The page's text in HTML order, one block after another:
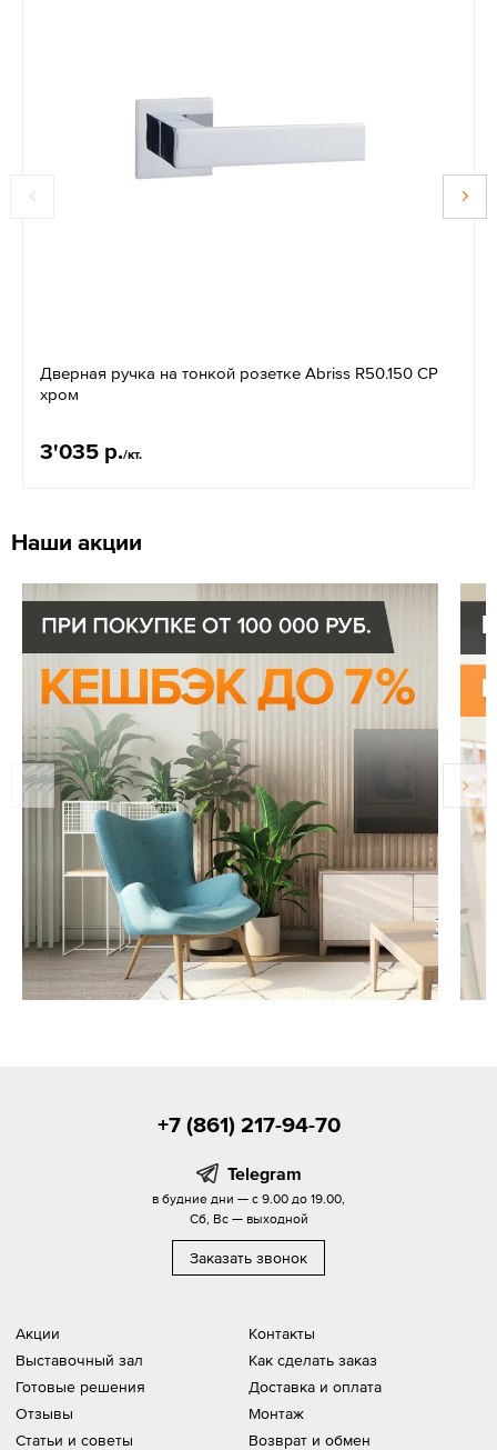
Дверная ручка на тонкой розетке Abriss R50.150 CP
хром
3'035 р./кт.
Наши акции
Акции
Выставочный зал
Готовые решения
Отзывы
Статьи и советы
Контакты
Как сделать заказ
Доставка и оплата
Монтаж
Возврат и обмен
+7 (861) 217-94-70
Telegram
в будние дни — с 9.00 до 19.00,
Сб, Вс — выходной
Заказать звонок